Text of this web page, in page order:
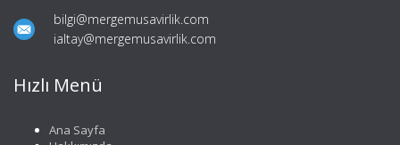
bilgi@mergemusavirlik.com
ialtay@mergemusavirlik.com
Hızlı Menü
Ana Sayfa